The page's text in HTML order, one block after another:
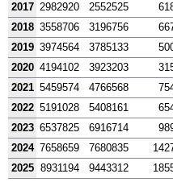
2017 2982920 2552525
2018 3558706 3196756
2019 3974564 3785133
2020 4194102 3923203
2021 5459574 4766568
2022 5191028 5408161
2023 6537825 6916714
2024 7658659 7680835
2025 8931194 9443312